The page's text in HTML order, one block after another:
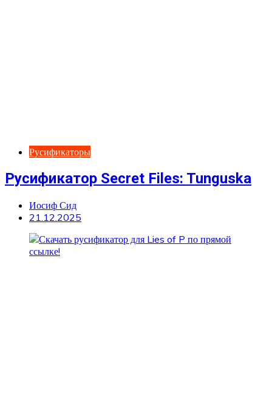
Русификаторы
Русификатор Secret Files: Tunguska
Иосиф Сид
21.12.2025